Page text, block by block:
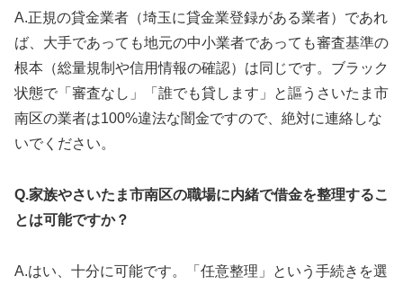
A.正規の貸金業者（埼玉に貸金業登録がある業者）であれ
ば、大手であっても地元の中小業者であっても審査基準の
根本（総量規制や信用情報の確認）は同じです。ブラック
状態で「審査なし」「誰でも貸します」と謳うさいたま市
南区の業者は100%違法な闇金ですので、絶対に連絡しな
いでください。
Q.家族やさいたま市南区の職場に内緒で借金を整理するこ
とは可能ですか？
A.はい、十分に可能です。「任意整理」という手続きを選